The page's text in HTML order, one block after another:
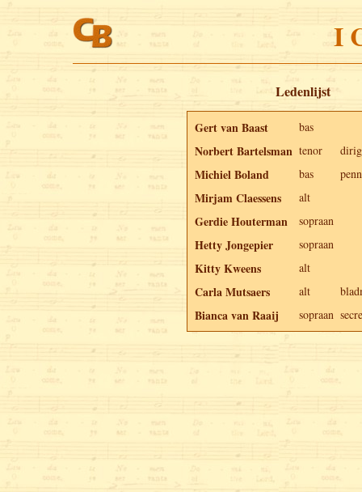
I
Ledenlijst
Gert van Baast bas
Norbert Bartelsman tenor
Michiel Boland bas
Mirjam Claessens alt
Gerdie Houterman sopraan
Hetty Jongepier sopraan
Kitty Kweens alt
Carla Mutsaers alt
Bianca van Raaij sopraan